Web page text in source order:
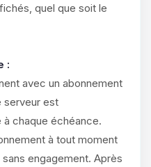
quel que soit le
:
avec un abonnement
serveur est
chaque échéance.
à tout moment
engagement. Après